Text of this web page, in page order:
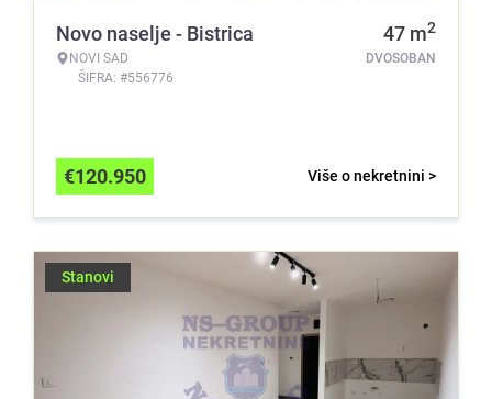
Novo naselje - Bistrica
NOVI SAD
ŠIFRA: #556776
47 m2
DVOSOBAN
Više o nekretnini >
€120.950
Stanovi